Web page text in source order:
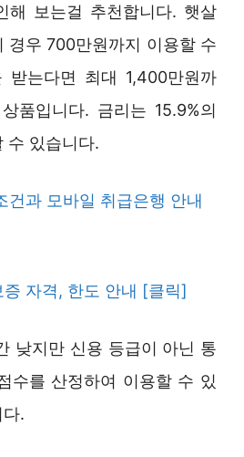
해 보는걸 추천합니다. 햇살
경우 700만원까지 이용할 수
받는다면 최대 1,400만원까
품입니다. 금리는 15.9%의
수 있습니다.
건과 모바일 취급은행 안내
증 자격, 한도 안내 [클릭]
낮지만 신용 등급이 아닌 통
수를 산정하여 이용할 수 있
.